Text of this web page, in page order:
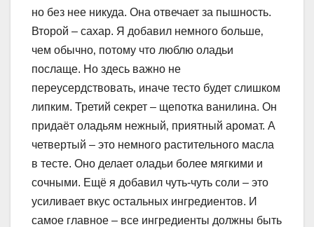
но без нее никуда. Она отвечает за пышность.
Второй – сахар. Я добавил немного больше‚
чем обычно‚ потому что люблю оладьи
послаще. Но здесь важно не
переусердствовать‚ иначе тесто будет слишком
липким. Третий секрет – щепотка ванилина. Он
придаёт оладьям нежный‚ приятный аромат. А
четвертый – это немного растительного масла
в тесте. Оно делает оладьи более мягкими и
сочными. Ещё я добавил чуть-чуть соли – это
усиливает вкус остальных ингредиентов. И
самое главное – все ингредиенты должны быть